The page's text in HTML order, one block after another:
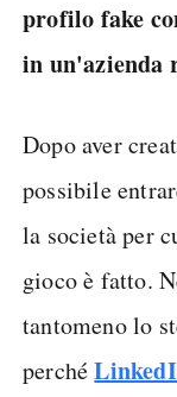
profilo fake
in un'azienda
Dopo aver
possibile
la società per
gioco è fatto.
tantomeno lo
perché